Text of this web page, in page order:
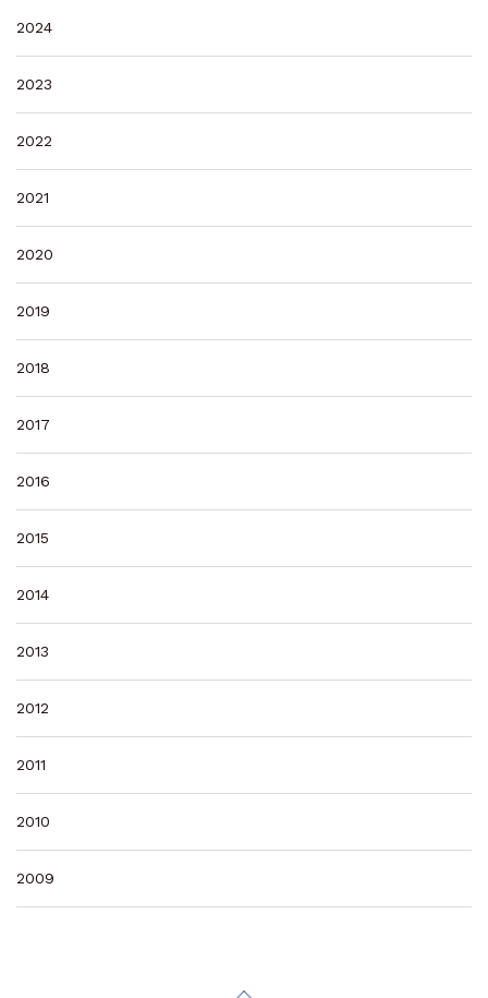
2024
2023
2022
2021
2020
2019
2018
2017
2016
2015
2014
2013
2012
2011
2010
2009